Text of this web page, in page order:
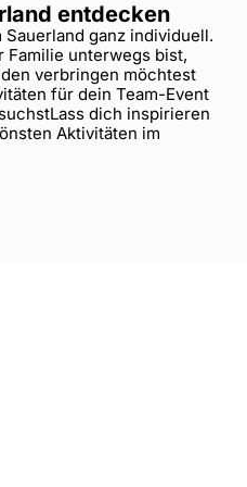
entdecken
ganz individuell.
Familie unterwegs bist,
verbringen möchtest
für dein Team-Event
dich inspirieren
Aktivitäten im